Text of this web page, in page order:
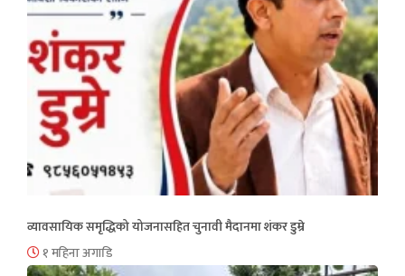
व्यावसायिक समृद्धिको योजनासहित चुनावी मैदानमा शंकर डुम्रे
१ महिना अगाडि